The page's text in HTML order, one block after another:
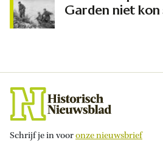
Garden niet kon
Schrijf je in vooronze nieuwsbrief